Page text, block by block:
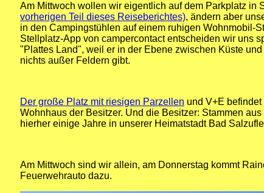
Am Mittwoch wollen wir eigentlich auf dem Parkplatz in
vorherigen Teil dieses Reiseberichtes), ändern aber
in den Campingstühlen auf einem ruhigen Wohnmobil-
Stellplatz-App von campercontact entscheiden wir uns
"Plattes Land", weil er in der Ebene zwischen Küste
nichts außer Feldern gibt.
Der große Platz mit riesigen Parzellen und V+E
Wohnhaus der Besitzer. Und die Besitzer: Stammen
hierher einige Jahre in unserer Heimatstadt Bad
Am Mittwoch sind wir allein, am Donnerstag kommt
Feuerwehrauto dazu.